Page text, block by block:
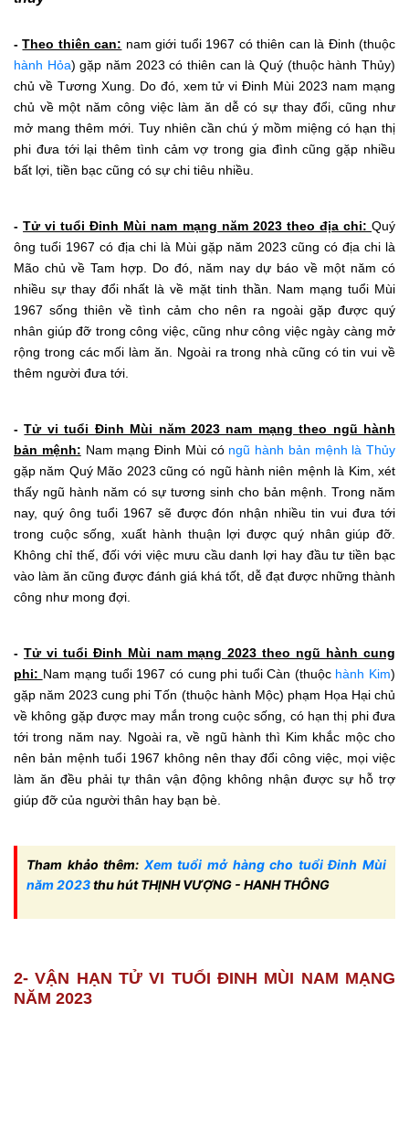
-Theo thiên can: nam giới tuổi 1967 có thiên can là Đinh (thuộc
hành Hỏa) gặp năm 2023 có thiên can là Quý (thuộc hành Thủy)
chủ về Tương Xung. Do đó, xem tử vi Đinh Mùi 2023 nam mạng
chủ về một năm công việc làm ăn dễ có sự thay đổi, cũng như
mở mang thêm mới. Tuy nhiên cần chú ý mồm miệng có hạn thị
phi đưa tới lại thêm tình cảm vợ trong gia đình cũng gặp nhiều
bất lợi, tiền bạc cũng có sự chi tiêu nhiều.
-Tử vi tuổi Đinh Mùi nam mạng năm 2023 theo địa chi:Quý
ông tuổi 1967 có địa chi là Mùi gặp năm 2023 cũng có địa chi là
Mão chủ về Tam hợp. Do đó, năm nay dự báo về một năm có
nhiều sự thay đổi nhất là về mặt tinh thần. Nam mạng tuổi Mùi
1967 sống thiên về tình cảm cho nên ra ngoài gặp được quý
nhân giúp đỡ trong công việc, cũng như công việc ngày càng mở
rộng trong các mối làm ăn. Ngoài ra trong nhà cũng có tin vui về
thêm người đưa tới.
-Tử vi tuổi Đinh Mùi năm 2023 nam mạng theo ngũ hành
bản mệnh: Nam mạng Đinh Mùi có ngũ hành bản mệnh là Thủy
gặp năm Quý Mão 2023 cũng có ngũ hành niên mệnh là Kim, xét
thấy ngũ hành năm có sự tương sinh cho bản mệnh. Trong năm
nay, quý ông tuổi 1967 sẽ được đón nhận nhiều tin vui đưa tới
trong cuộc sống, xuất hành thuận lợi được quý nhân giúp đỡ.
Không chỉ thế, đối với việc mưu cầu danh lợi hay đầu tư tiền bạc
vào làm ăn cũng được đánh giá khá tốt, dễ đạt được những thành
công như mong đợi.
- Tử vi tuổi Đinh Mùi nam mạng 2023 theo ngũ hành cung
phi: Nam mạng tuổi 1967 có cung phi tuổi Càn (thuộc hành Kim)
gặp năm 2023 cung phi Tốn (thuộc hành Mộc) phạm Họa Hại chủ
về không gặp được may mắn trong cuộc sống, có hạn thị phi đưa
tới trong năm nay. Ngoài ra, về ngũ hành thì Kim khắc mộc cho
nên bản mệnh tuổi 1967 không nên thay đổi công việc, mọi việc
làm ăn đều phải tự thân vận động không nhận được sự hỗ trợ
giúp đỡ của người thân hay bạn bè.
Tham khảo thêm: Xem tuổi mở hàng cho tuổi Đinh Mùi
năm 2023thu hút THỊNH VƯỢNG - HANH THÔNG
2- VẬN HẠN TỬ VI TUỔI ĐINH MÙI NAM MẠNG
NĂM 2023